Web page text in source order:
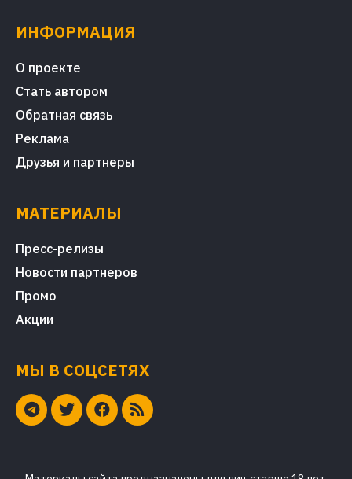
ИНФОРМАЦИЯ
О проекте
Стать автором
Обратная связь
Реклама
Друзья и партнеры
МАТЕРИАЛЫ
Пресс-релизы
Новости партнеров
Промо
Акции
МЫ В СОЦСЕТЯХ